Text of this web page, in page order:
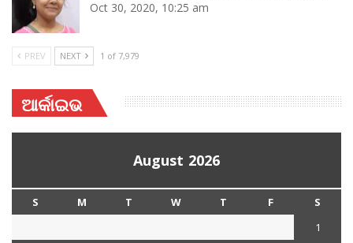
Oct 30, 2020, 10:25 am
PREV NEXT 1 of 7,979
ଆର୍କାଇଭ
August 2026
S M T W T F
S
1